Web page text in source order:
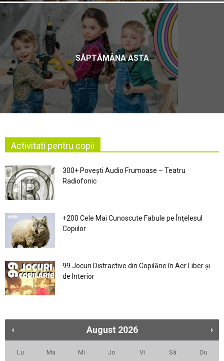
SĂPTĂMÂNA ASTA
Activitati pentru copii
300+ Povești Audio Frumoase – Teatru
Radiofonic
+200 Cele Mai Cunoscute Fabule pe Înţelesul
Copiilor
99 Jocuri Distractive din Copilărie în Aer Liber şi
de Interior
August 2026
Lu Ma Mi Jo Vi Sâ Du